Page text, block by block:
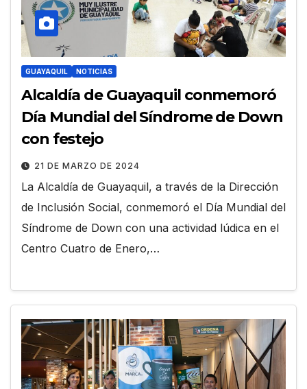
GUAYAQUIL NOTICIAS
Alcaldía de Guayaquil conmemoró
Día Mundial del Síndrome de Down
con festejo
21 DE MARZO DE 2024
La Alcaldía de Guayaquil, a través de la Dirección
de Inclusión Social, conmemoró el Día Mundial del
Síndrome de Down con una actividad lúdica en el
Centro Cuatro de Enero,…